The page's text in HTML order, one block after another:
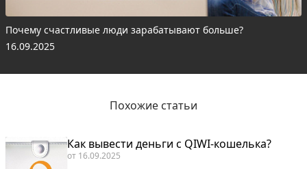
Почему счастливые люди зарабатывают больше?
16.09.2025
Похожие статьи
Как вывести деньги с QIWI-кошелька?
от 16.09.2025